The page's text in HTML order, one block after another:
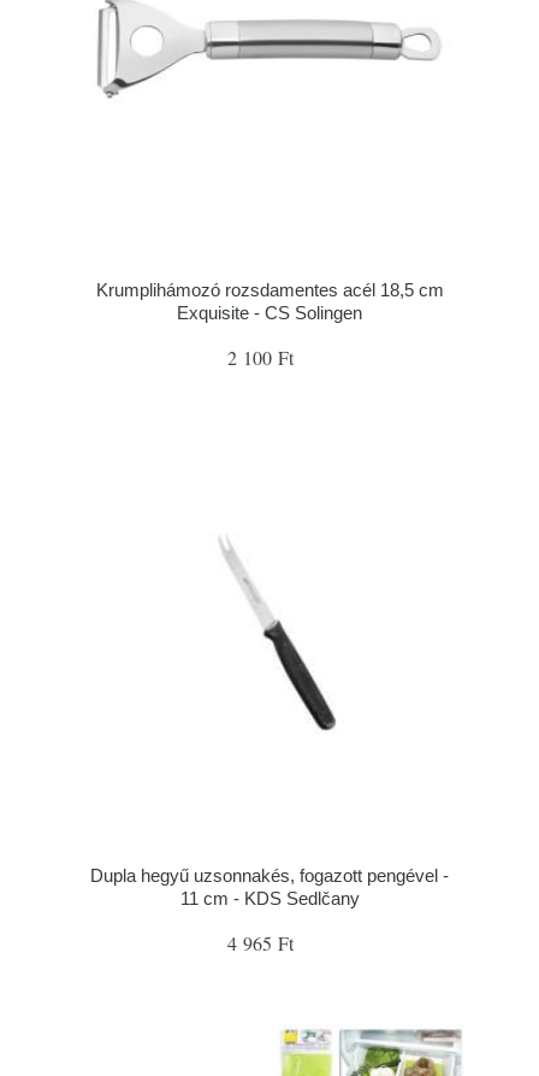
Krumplihámozó rozsdamentes acél 18,5 cm
Exquisite - CS Solingen
2 100 Ft
Dupla hegyű uzsonnakés, fogazott pengével -
11 cm - KDS Sedlčany
4 965 Ft